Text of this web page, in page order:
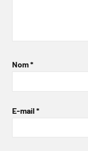
Nom*
E-mail *